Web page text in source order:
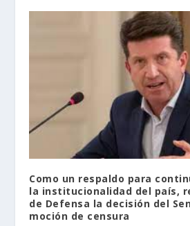
Como un respaldo para
la institucionalidad del país,
de Defensa la decisión del
moción de censura